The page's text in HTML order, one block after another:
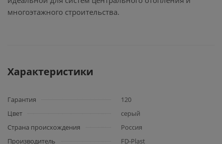
многоэтажного строительства.
Характеристики
Гарантия
120
Цвет
серый
Страна происхождения
Россия
Производитель
FD-Plast